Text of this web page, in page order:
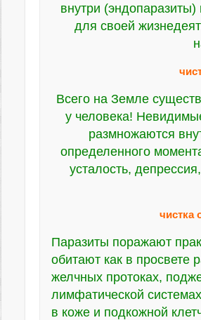
внутри
для своей
Всего на Земле
у человека!
размножаются
определенного
усталость,
чистка
Паразиты поражают
обитают как в просвете
желчных протоках,
лимфатической
в коже и подкожной